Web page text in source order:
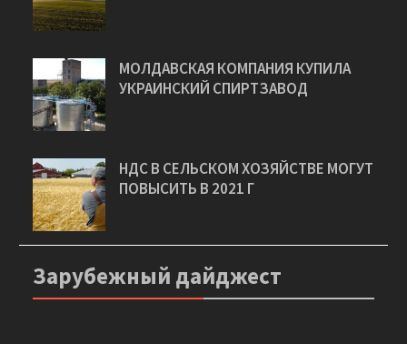
МОЛДАВСКАЯ КОМПАНИЯ КУПИЛА
УКРАИНСКИЙ СПИРТЗАВОД
НДС В СЕЛЬСКОМ ХОЗЯЙСТВЕ МОГУТ
ПОВЫСИТЬ В 2021 Г
Зарубежный дайджест